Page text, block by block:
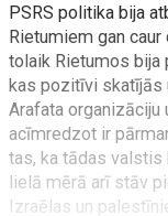
PSRS politika bija
Rietumiem gan
tolaik Rietumos
kas pozitīvi skatījās
Arafata organizāciju
acīmredzot ir
tas, ka tādas valstis
lielā mērā arī stāv
Izraēlas un